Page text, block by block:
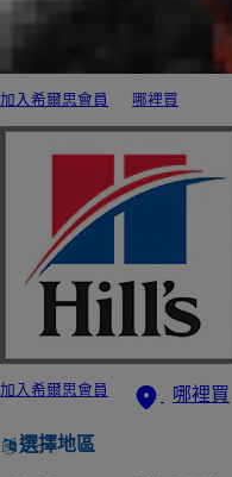
加入希爾思會員 哪裡買
加入希爾思會員 哪裡買
選擇地區